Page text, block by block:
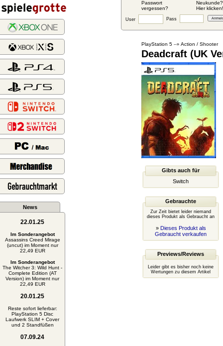
Passwort
vergessen?
Neukunde?
Hier klicken!
User Pass
News
22.01.25
Im Sonderangebot
Assassins Creed Mirage
(uncut) im Moment nur
22,49 EUR
Im Sonderangebot
The Witcher 3: Wild Hunt -
Complete Edition (AT
Version) im Moment nur
22,49 EUR
20.01.25
Reste sofort lieferbar:
PlayStation 5 Disc
Laufwerk SLIM + Cover
und 2 Standfüßen
07.09.24
PlayStation 5 --» Action / Shooter
Deadcraft (UK
Gibts auch für
Switch
Gebrauchte
Zur Zeit bietet leider niemand
dieses Produkt als Gebraucht an
» Dieses Produkt als
Gebraucht verkaufen
Previews/Reviews
Leider gibt es bisher noch keine
Wertungen zu diesem Artikel